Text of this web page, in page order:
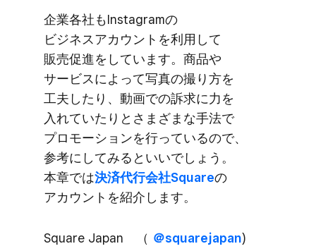
企業各社も​Instagramの​
ビジネスアカウントを​利用して​
販売促進を​しています。​商品や​
サービスに​よって​写真の​撮り方を​
工夫したり、​動画での​訴求に​力を​
入れていたりと​さまざまな​手法で​
プロモーションを​行っているので、​
参考に​してみると​いいでしょう。​
本章では​決済代行会社Squareの​
アカウントを​紹介します。
Square Japan ​（ ＠squarejapan)